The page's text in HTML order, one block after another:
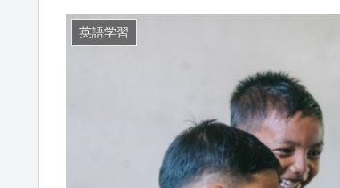
英語学習